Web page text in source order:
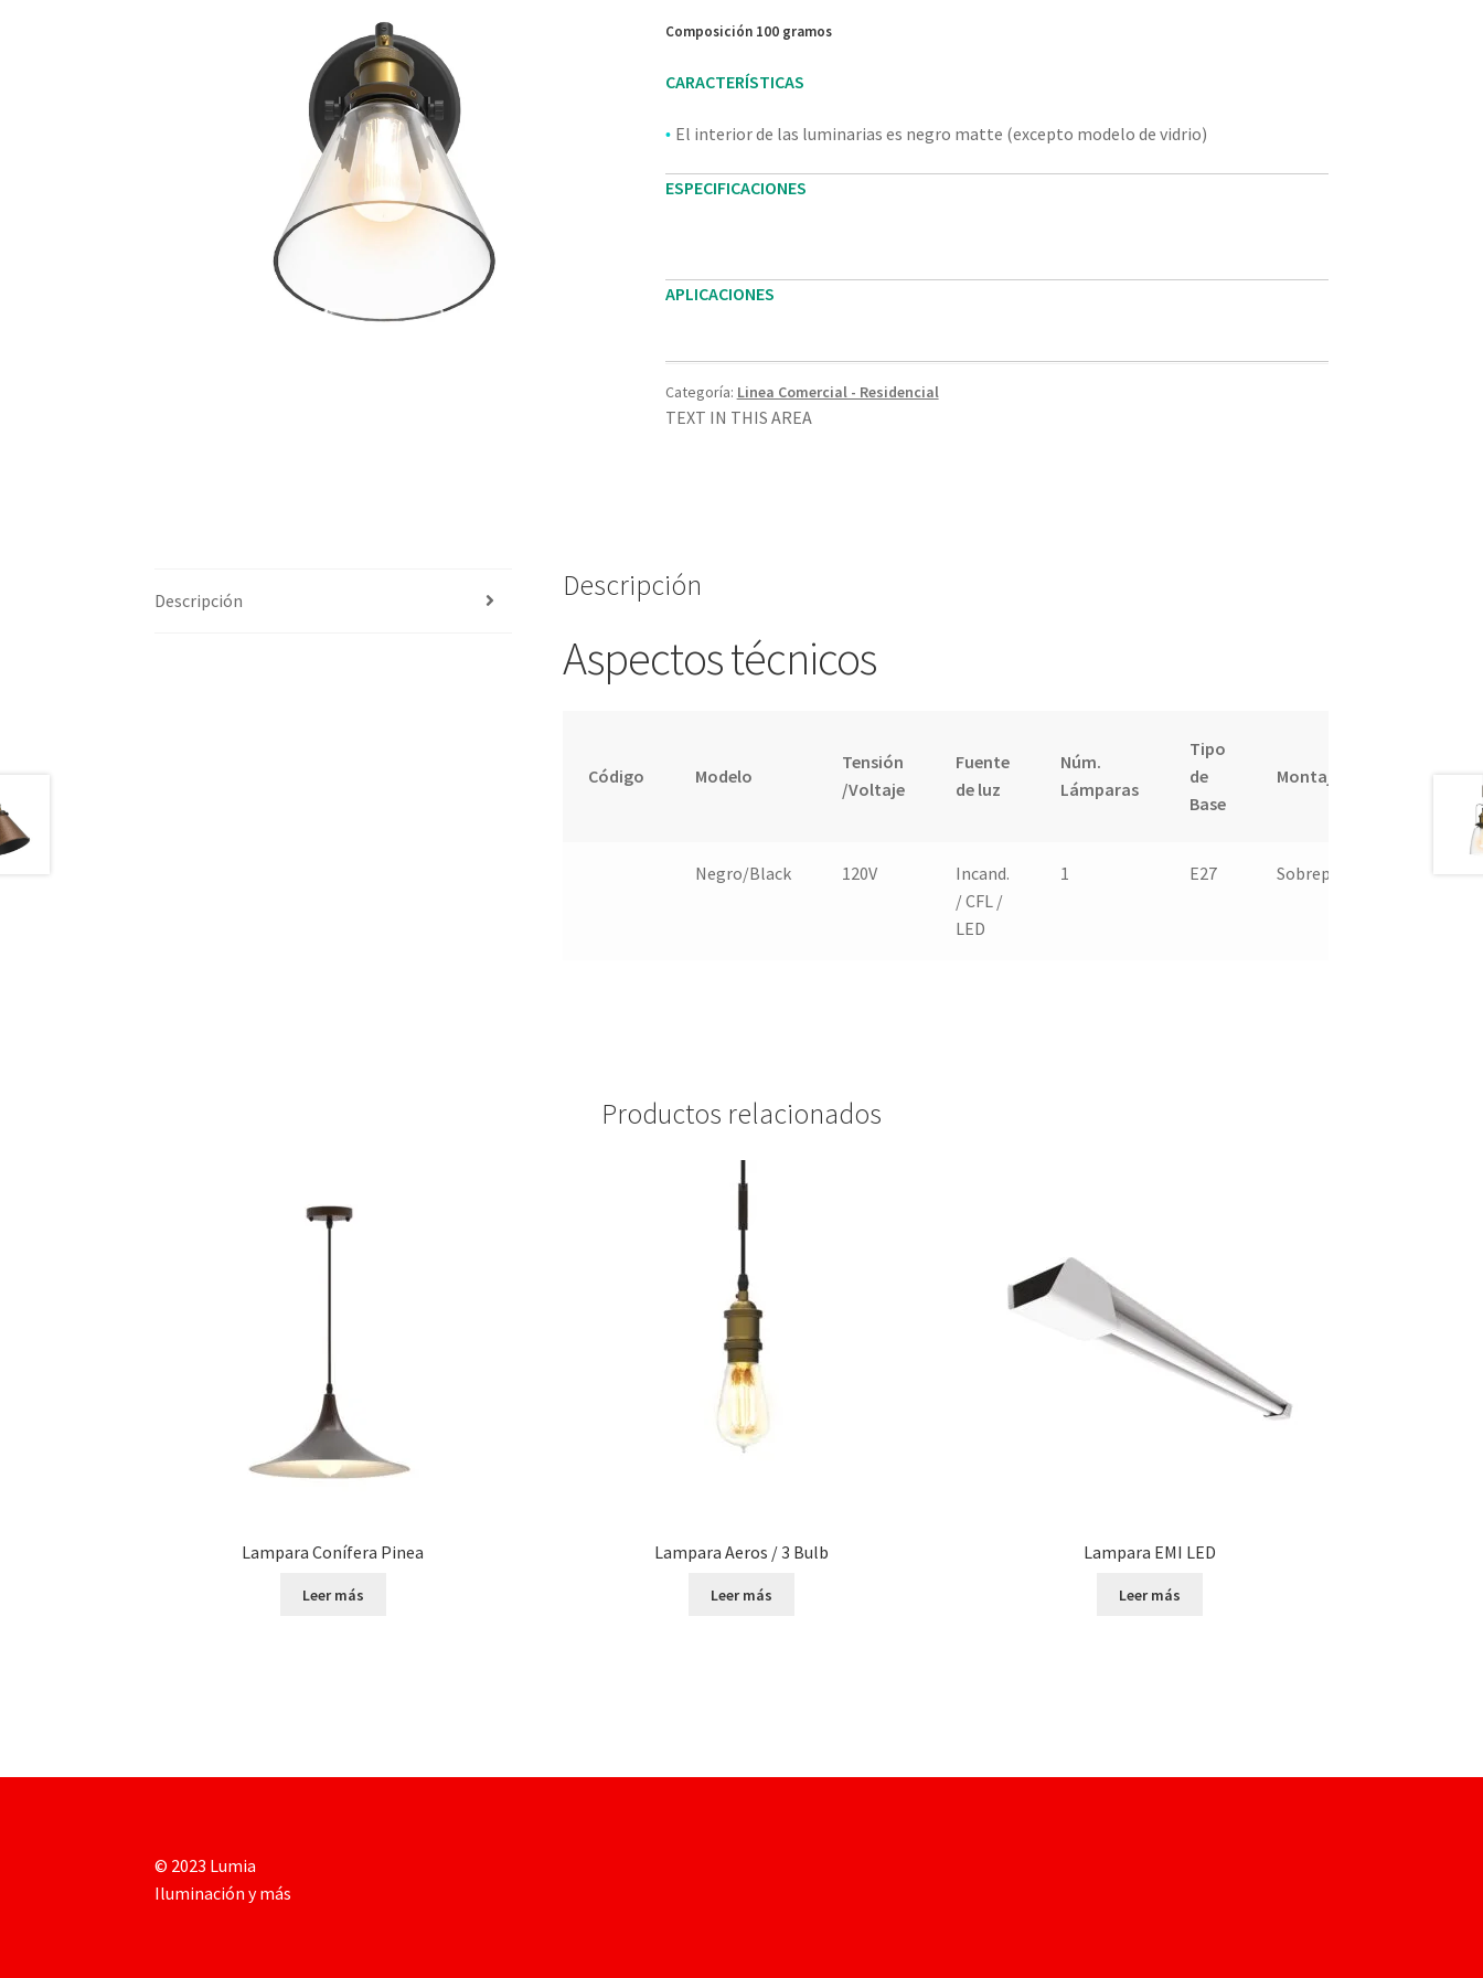
Composición 100 gramos
CARACTERÍSTICAS
• El interior de las luminarias es negro matte (excepto modelo de vidrio)
ESPECIFICACIONES
APLICACIONES
Categoría: Linea Comercial - Residencial
TEXT IN THIS AREA
Descripción Descripción
Aspectos técnicos
Código Modelo
Tensión
/Voltaje
Fuente
de luz
Núm.
Lámparas
Tipo
de
Base
Montaje
Negro/Black 120V
Incand.
/ CFL /
LED
1 E27 Sobreponer
Productos relacionados
Lampara Conífera Pinea
Leer más
Lampara Aeros / 3 Bulb
Leer más
Lampara EMI LED
Leer más
© 2023 Lumia
Iluminación y más